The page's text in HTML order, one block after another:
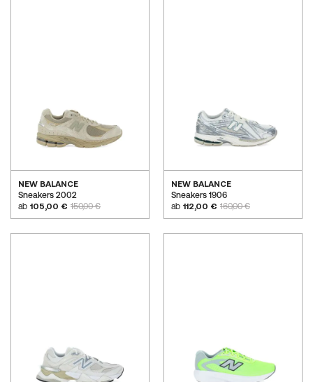
NEW BALANCE
Sneakers 2002
ab 105,00 € 150,00 €
NEW BALANCE
Sneakers 1906
ab 112,00 € 160,00 €